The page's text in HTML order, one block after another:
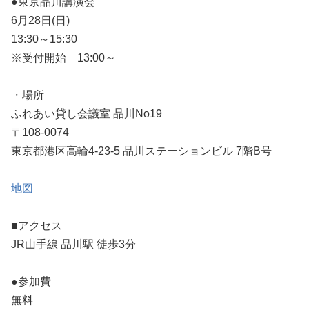
6月28日(日)
13:30～15:30
※受付開始 13:00～
・場所
ふれあい貸し会議室 品川No19
〒108-0074
東京都港区高輪4-23-5 品川ステーションビル 7階B号
地図
■アクセス
JR山手線 品川駅 徒歩3分
●参加費
無料